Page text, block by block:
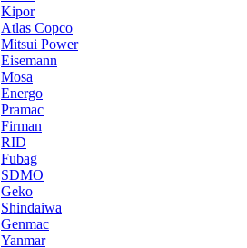
Kipor
Atlas Copco
Mitsui Power
Eisemann
Mosa
Energo
Pramac
Firman
RID
Fubag
SDMO
Geko
Shindaiwa
Genmac
Yanmar